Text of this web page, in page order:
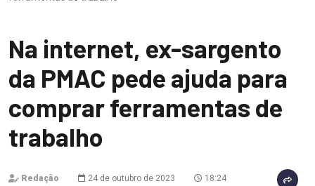
Na internet, ex-sargento
da PMAC pede ajuda para
comprar ferramentas de
trabalho
Redação 24 de outubro de 2023 18:24